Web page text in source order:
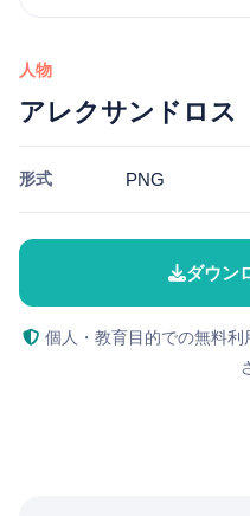
人物
アレクサンドロス
形式 PNG
ダウン
個人・教育目的での無料利